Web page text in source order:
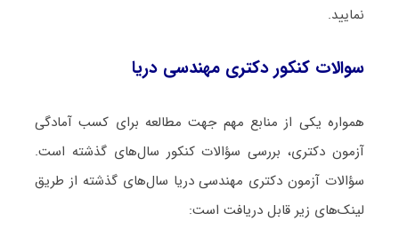
نمایید.
سوالات کنکور دکتری مهندسی دریا
همواره یکی از منابع مهم جهت مطالعه برای کسب آمادگی
آزمون دکتری، بررسی سؤالات کنکور سال‌های گذشته است.
سؤالات آزمون دکتری مهندسی دریا سال‌های گذشته از طریق
لینک‌های زیر قابل دریافت است: